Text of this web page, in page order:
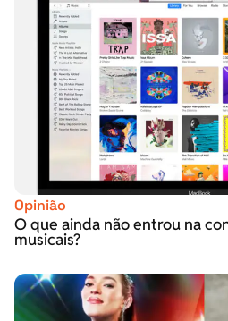
Opinião
O que ainda não entrou na
musicais?